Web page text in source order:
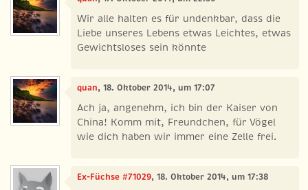
Wir alle halten es für undenkbar, dass die
Liebe unseres Lebens etwas Leichtes, etwas
Gewichtsloses sein könnte
quan, 18. Oktober 2014, um 17:07
Ach ja, angenehm, ich bin der Kaiser von
China! Komm mit, Freundchen, für Vögel
wie dich haben wir immer eine Zelle frei.
Ex-Füchse #71029, 18. Oktober 2014, um 17:38